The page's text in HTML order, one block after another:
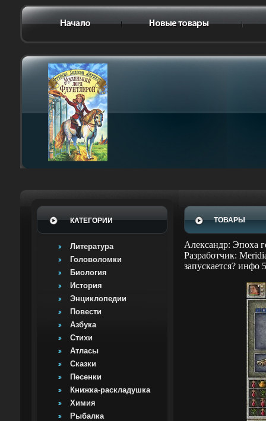
КАТЕГОРИИ
Литература
Головоломки
Биология
История
Энциклопедии
Повести
Азбука
Стихи
Атласы
Сказки
Песенки
Книжка-раскладушка
Химия
Рыбалка
ТОВАРЫ
Александр: Эпоха
Разработчик:
запускается? инфо